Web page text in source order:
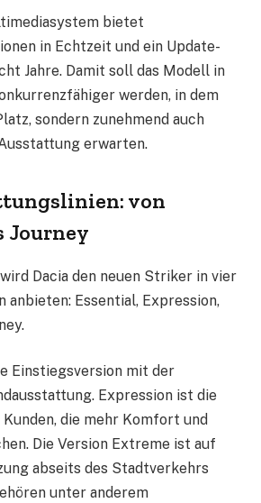
bietet
in Echtzeit und ein Update-
Jahre. Damit soll das Modell in
werden, in dem
sondern zunehmend auch
erwarten.
von
Journey
Dacia den neuen Striker in vier
anbieten: Essential, Expression,
Einstiegsversion mit der
Expression ist die
die mehr Komfort und
Die Version Extreme ist auf
abseits des Stadtverkehrs
unter anderem